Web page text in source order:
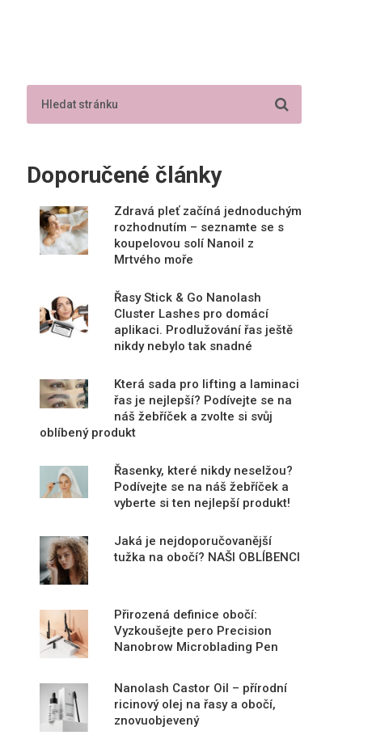
Doporučené články
Zdravá pleť začíná jednoduchým
rozhodnutím – seznamte se s
koupelovou solí Nanoil z
Mrtvého moře
Řasy Stick & Go Nanolash
Cluster Lashes pro domácí
aplikaci. Prodlužování řas ještě
nikdy nebylo tak snadné
Která sada pro lifting a laminaci
řas je nejlepší? Podívejte se na
náš žebříček a zvolte si svůj
oblíbený produkt
Řasenky, které nikdy neselžou?
Podívejte se na náš žebříček a
vyberte si ten nejlepší produkt!
Jaká je nejdoporučovanější
tužka na obočí? NAŠI OBLÍBENCI
Přirozená definice obočí:
Vyzkoušejte pero Precision
Nanobrow Microblading Pen
Nanolash Castor Oil – přírodní
ricinový olej na řasy a obočí,
znovuobjevený